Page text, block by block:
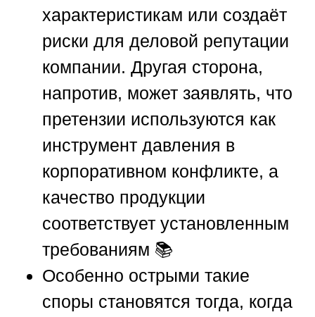
характеристикам или создаёт
риски для деловой репутации
компании. Другая сторона,
напротив, может заявлять, что
претензии используются как
инструмент давления в
корпоративном конфликте, а
качество продукции
соответствует установленным
требованиям 📚
Особенно острыми такие
споры становятся тогда, когда